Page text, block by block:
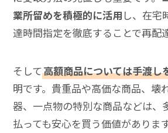
業所留めを積極的に活用 し、在宅
達時間指定を徹底することで再配
そして高額商品については手渡し
明です。貴重品や高価な商品、壊
器、一点物の特別な商品などは、
払っても安心を買う価値があります